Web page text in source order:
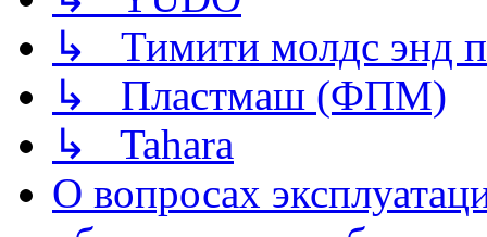
↳ Тимити молдс энд
↳ Пластмаш (ФПМ)
↳ Tahara
О вопросах